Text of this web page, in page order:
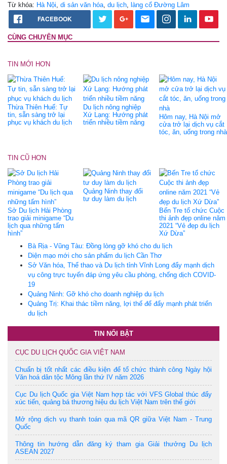
Từ khóa: Hà Nội di sản văn hóa du lịch làng cổ Đường Lâm
FACEBOOK
CÙNG CHUYÊN MỤC
TIN MỚI HƠN
Thừa Thiên Huế: Tự
tin, sẵn sàng trở lại
phục vụ khách du lịch
Du lịch nông nghiệp
Xứ Lạng: Hướng phát
triển nhiều tiềm năng
Hôm nay, Hà Nội mở
cửa trở lại dịch vụ cắt
tóc, ăn, uống trong nhà
TIN CŨ HƠN
Sở Du lịch Hải Phòng
trao giải minigame “Du
lịch qua những tấm
hình”
Quảng Ninh thay đổi
tư duy làm du lịch
Bến Tre tổ chức Cuộc
thi ảnh đẹp online năm
2021 “Vẻ đẹp du lịch
Xứ Dừa”
Bà Rịa - Vũng Tàu: Đồng lòng gỡ khó cho du lịch
Diện mạo mới cho sản phẩm du lịch Cần Thơ
Sở Văn hóa, Thể thao và Du lịch tỉnh Vĩnh Long đẩy mạnh dịch
vụ công trực tuyến đáp ứng yêu cầu phòng, chống dịch COVID-
19
Quảng Ninh: Gỡ khó cho doanh nghiệp du lịch
Quảng Trị: Khai thác tiềm năng, lợi thế để đẩy mạnh phát triển
du lịch
TIN NỔI BẬT
CỤC DU LỊCH QUỐC GIA VIỆT NAM
Chuẩn bị tốt nhất các điều kiện để tổ chức thành công Ngày hội
Văn hoá dân tộc Mông lần thứ IV năm 2026
Cục Du lịch Quốc gia Việt Nam hợp tác với VFS Global thúc đẩy
xúc tiến, quảng bá thương hiệu du lịch Việt Nam trên thế giới
Mở rộng dịch vụ thanh toán qua mã QR giữa Việt Nam - Trung
Quốc
Thông tin hướng dẫn đăng ký tham gia Giải thưởng Du lịch
ASEAN 2027